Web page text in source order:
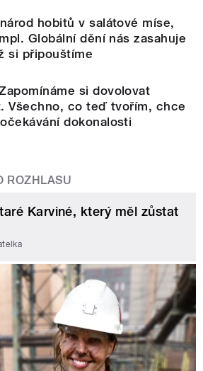
hobitů v salátové míse,
Globální dění nás zasahuje
si připouštíme
si dovolovat
Všechno, co teď tvořím, chce
dokonalosti
ROZHLASU
Karviné, který měl zůstat